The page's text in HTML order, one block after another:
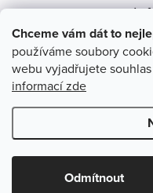
Chceme vám dát to
používáme soubory
webu vyjadřujete
informací zde
Odmítnout
Copyright 2026